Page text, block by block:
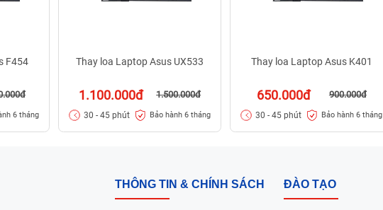
F454
6 tháng
Thay loa Laptop Asus UX533
1.100.000đ 1.500.000đ
30 - 45 phút Bảo hành 6 tháng
Thay loa Laptop Asus K401
650.000đ 900.000đ
30 - 45 phút Bảo hành 6 tháng
THÔNG TIN & CHÍNH SÁCH ĐÀO TẠO